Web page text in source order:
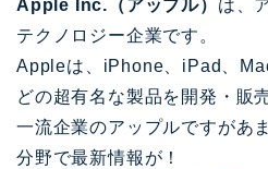
Apple Inc.（アップル） は、
テクノロジー企業です。
Appleは、iPhone、iPad、
どの超有名な製品を開発・販
一流企業のアップルですがあ
分野で最新情報が！